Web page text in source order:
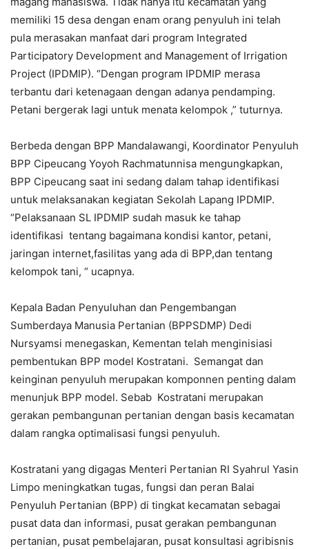
memiliki 15 desa dengan enam orang penyuluh ini telah
pula merasakan manfaat dari program Integrated
Participatory Development and Management of Irrigation
Project (IPDMIP). “Dengan program IPDMIP merasa
terbantu dari ketenagaan dengan adanya pendamping.
Petani bergerak lagi untuk menata kelompok ,” tuturnya.
Berbeda dengan BPP Mandalawangi, Koordinator Penyuluh
BPP Cipeucang Yoyoh Rachmatunnisa mengungkapkan,
BPP Cipeucang saat ini sedang dalam tahap identifikasi
untuk melaksanakan kegiatan Sekolah Lapang IPDMIP.
“Pelaksanaan SL IPDMIP sudah masuk ke tahap
identifikasi tentang bagaimana kondisi kantor, petani,
jaringan internet,fasilitas yang ada di BPP,dan tentang
kelompok tani, “ ucapnya.
Kepala Badan Penyuluhan dan Pengembangan
Sumberdaya Manusia Pertanian (BPPSDMP) Dedi
Nursyamsi menegaskan, Kementan telah menginisiasi
pembentukan BPP model Kostratani. Semangat dan
keinginan penyuluh merupakan komponnen penting dalam
menunjuk BPP model. Sebab Kostratani merupakan
gerakan pembangunan pertanian dengan basis kecamatan
dalam rangka optimalisasi fungsi penyuluh.
Kostratani yang digagas Menteri Pertanian RI Syahrul Yasin
Limpo meningkatkan tugas, fungsi dan peran Balai
Penyuluh Pertanian (BPP) di tingkat kecamatan sebagai
pusat data dan informasi, pusat gerakan pembangunan
pertanian, pusat pembelajaran, pusat konsultasi agribisnis